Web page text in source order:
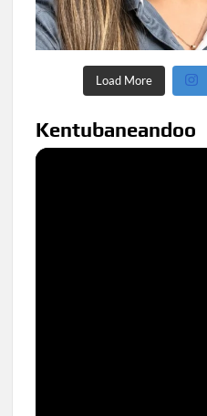
Load More
Kentubaneandoo